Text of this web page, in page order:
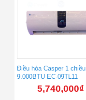
Điều hòa Casper 1 chiều
9.000BTU EC-09TL11
5,740,000₫